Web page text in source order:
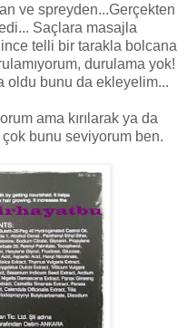
ve spreyden...Gerçekten
Saçlara masajla
telli bir tarakla bolcana
durulama yok!
oldu bunu da ekleyelim...
ama kırılarak ya da
bunu seviyorum ben.